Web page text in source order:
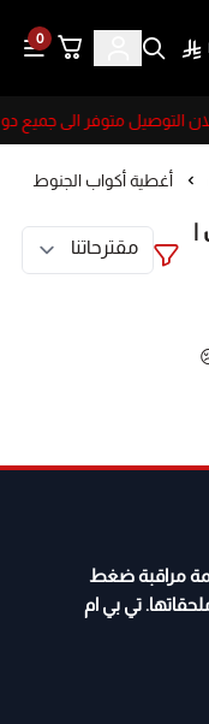
0
الان التوصيل متوفر الى جميع
أغطية أكواب الجنوط
مراقبة ضغط
تي بي ام